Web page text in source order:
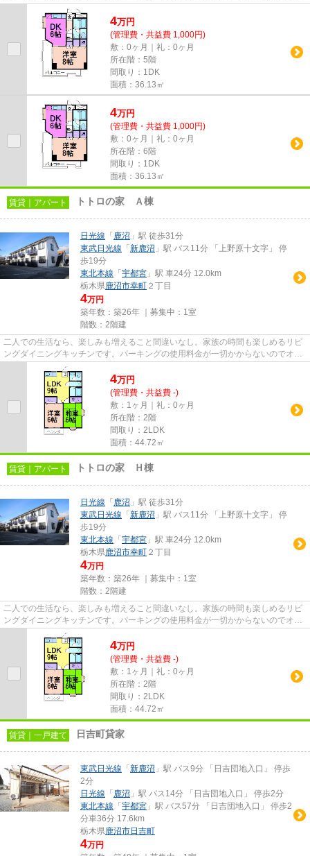
敷地内ごみ置き場・エレベー...
4万円
(管理費・共益費 1,000円)
敷：0ヶ月｜礼：0ヶ月
所在階：5階
間取り：1DK
面積：36.13㎡
4万円
(管理費・共益費 1,000円)
敷：0ヶ月｜礼：0ヶ月
所在階：6階
間取り：1DK
面積：36.13㎡
賃貸｜アパート トトロの家 Ａ棟
日光線 「 鹿沼 」駅 徒歩31分
東武日光線 「 新鹿沼 」駅 バス11分 「上野原十文字」 停
歩19分
東北本線 「 宇都宮 」駅 車24分 12.0km
栃木県鹿沼市幸町 ２丁目
4万円
築年数：築26年 ｜募集中： 1室
階数：2階建
二人での生活なら、楽しみも増えること間違いなし。家族の時間も楽しめるリビ
ングダイニングキッチンです。パーキングの使用料金が一切かからないのでオト
クです。車にいたずらされに...
4万円
(管理費・共益費 -)
敷：1ヶ月｜礼：0ヶ月
所在階：2階
間取り：2LDK
面積：44.72㎡
賃貸｜アパート トトロの家 Ｈ棟
日光線 「 鹿沼 」駅 徒歩31分
東武日光線 「 新鹿沼 」駅 バス11分 「上野原十文字」 停
歩19分
東北本線 「 宇都宮 」駅 車24分 12.0km
栃木県鹿沼市幸町 ２丁目
4万円
築年数：築26年 ｜募集中： 1室
階数：2階建
二人での生活なら、楽しみも増えること間違いなし。家族の時間も楽しめるリビ
ングダイニングキッチンです。パーキングの使用料金が一切かからないのでオト
クです。車にいたずらされに...
4万円
(管理費・共益費 -)
敷：1ヶ月｜礼：0ヶ月
所在階：2階
間取り：2LDK
面積：44.72㎡
賃貸｜一戸建て 日吉町貸家
東武日光線 「 新鹿沼 」駅 バス9分 「日吉団地入口」 停歩
2分
日光線 「 鹿沼 」駅 バス14分 「日吉団地入口」 停歩2分
東北本線 「 宇都宮 」駅 バス57分 「日吉団地入口」 停歩2
分車36分 17.6km
栃木県鹿沼市日吉町
4万円